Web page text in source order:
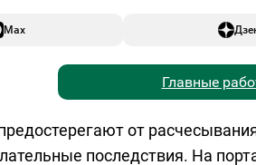
Max
Главные
от
последствия. На